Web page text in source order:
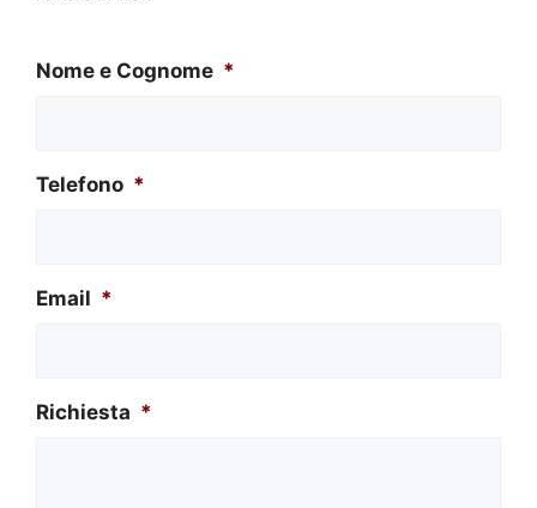
Nome e Cognome *
Telefono *
Email *
Richiesta *